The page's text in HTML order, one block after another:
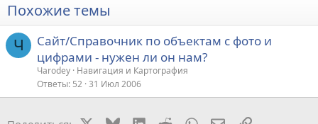
Похожие темы
Ч
Сайт/Справочник по объектам с фото и
цифрами - нужен ли он нам?
Чarodey Навигация и Картография
Ответы 52 31 Июл 2006